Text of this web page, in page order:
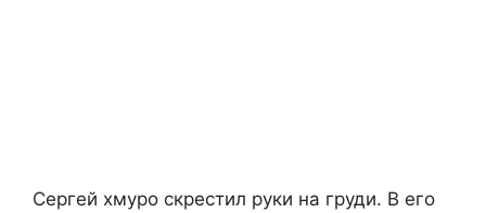
Сергей хмуро скрестил руки на груди. В его